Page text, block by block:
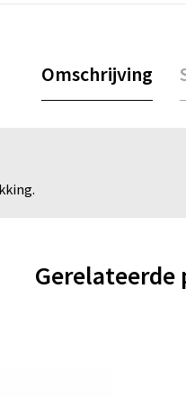
Omschrijving
Gerelateerde